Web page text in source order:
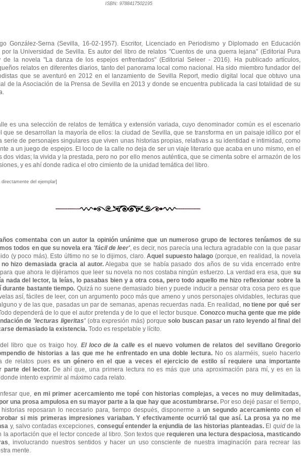
ISBN: 9788417502195
González-Serna (Sevilla, 16-02-1957). Escritor, Licenciado en Periodismo y Diplomado en Educación
por la Universidad de Sevilla. Es autor del libro de relatos "Cuentos de una guerra lejana" (Editorial Pura
la novela "La danza de los espejos enfrentados" (Editorial Seleer - 2016). Ha publicado artículos,
relatos en diferentes diarios, tanto del panorama local como nacional. Ha sido miembro fundador del
que se aventuró en 2012 en el lanzamiento de Sevilla Report, medio digital local que obtuvo una
de la Asociación de la Prensa de Sevilla en 2013 y donde se encuentra publicada la casi totalidad de su
es una selección de relatos de temática y extensión variada, cuyo denominador común es el escenario
que se desarrollan la mayoría de ellos: la ciudad de Sevilla, que se transforma en un paisaje idílico por el
serie de personajes singulares que viven unas historias propias, relativas a su identidad e intimidad, como
a un juego de espejos. El loco de la calle no deja de ser un viaje literario que acaba en uno mismo, en el
dos vidas; la vivida y la prestada, pero no por ello menos auténtica, que se cimenta sobre el armazón de los
y es ahí donde radica el otro cimiento de la unidad temática del libro.
directamente del ejemplar]
comentaba con un autor la opinión unánime que un numeroso grupo de lectores teníamos de su
todos en que su novela era 'fácil de leer', es decir, nos parecía una lectura agradable con la que pasar
(y poco más). Esto último no se lo dijimos, claro.Aquel supuesto halago (porque, en realidad, la novela
hizo demasiada gracia al autor.Alegaba que se había pasado dos años de su vida encerrado entre
que ahora le dijéramos que leer su novela no nos costaba ningún esfuerzo. La verdad era esa, que su
nada del lector, la leías, lo pasabas bien y a otra cosa, pero todo aquello me hizo reflexionar sobre la
durante bastante tiempo. Quizá no suene demasiado bien y puede inducir a pensar otra cosa pero es que
así, fáciles de leer, con un argumento poco más que ameno y unos personajes olvidables, lecturas que
y de las que, pasadas un par de semanas, apenas recuerdas nada. En realidad, no tiene por qué ser
dependerá de lo que el autor pretenda y de lo que el lector busque. Conozco mucha gente que me pide
de 'lecturas ligeritas'(otra expresión más) porquesolo buscan pasar un rato leyendo al final del
demasiado la existencia. Todo es respetable y lícito.
libro que os traigo hoy. El loco de la callees el nuevo volumen de relatos del sevillano Gregorio
de historias a las que me he enfrentado en una doble lectura. No os alarméis, suelo hacerlo
de relatos pueses un género en el que a veces el ejercicio de estilo sí requiere una importante
parte del lector. De ahí que, una primera lectura no es más que una aproximación para mí, y es en la
intento exprimir al máximo cada relato.
que, en mi primer acercamiento me topé con historias complejas, a veces no muy delimitadas,
una prosa ampulosa en su mayor parte a la que hay que acostumbrarse. Por eso dejé pasar el tiempo,
reposaran lo necesario para, tiempo después, disponerme a un segundo acercamiento con el
si mis primeras impresiones variaban. Y efectivamente ocurrió tal que así. La prosa ya no me
y, salvo contadas excepciones, conseguí entender la enjundia de las historias planteadas. El quidde la
la aportación que el lector concede al libro. Son textos querequieren una lectura despaciosa, masticando
, involucrando nuestros sentidos y hacer un uso consciente de nuestra imaginación para recrear las
mente.